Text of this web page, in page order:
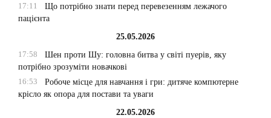
17:11
Що потрібно знати перед перевезенням лежачого
пацієнта
25.05.2026
17:58
Шен проти Шу: головна битва у світі пуерів, яку
потрібно зрозуміти новачкові
16:53
Робоче місце для навчання і гри: дитяче компютерне
крісло як опора для постави та уваги
22.05.2026